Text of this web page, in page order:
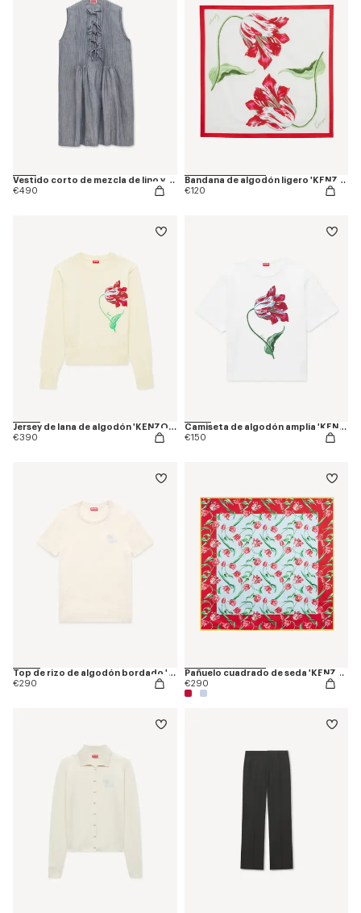
Vestido corto de mezcla de lino y denim lavado
€490
Bandana de algodón ligero 'KENZO Tulip'
€120
Jersey de lana de algodón 'KENZO Tulip'
€390
Camiseta de algodón amplia 'KENZO Tulip'
€150
Top de rizo de algodón bordado 'KENZO Tulip'
€290
Pañuelo cuadrado de seda 'KENZO Tulip'
€290